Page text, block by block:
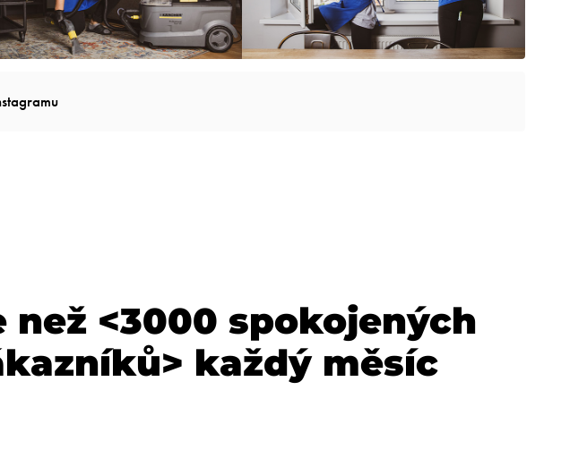
než <3000 spokojených
každý měsíc